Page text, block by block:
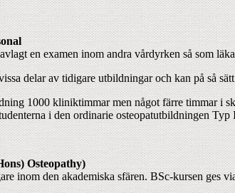
en examen inom andra vårdyrken så som
delar av tidigare utbildningar och kan på så
1000 kliniktimmar men något färre timmar i
i den ordinarie osteopatutbildningen Typ
Osteopathy)
inom den akademiska sfären. BSc-kursen ges